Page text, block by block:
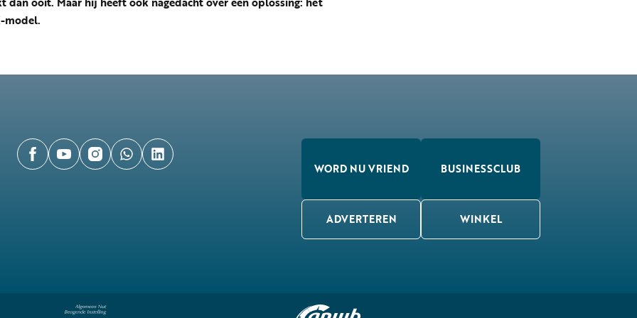
model.
WORD NU VRIEND BUSINESSCLUB
ADVERTEREN WINKEL